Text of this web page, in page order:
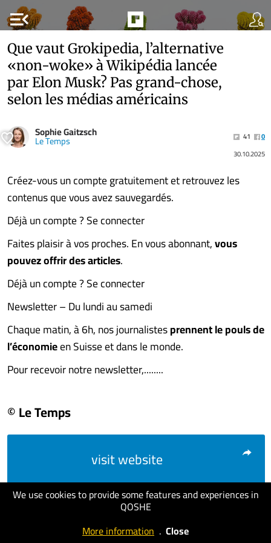
menu_open
We use cookies to provide some features and experiences in
QOSHE
More information . Close
Que vaut Grokipedia, l’alternative
«non-woke» à Wikipédia lancée
par Elon Musk? Pas grand-chose,
selon les médias américains
Sophie Gaitzsch
Le Temps 41
0
30.10.2025
Créez-vous un compte gratuitement et retrouvez les
contenus que vous avez sauvegardés.
Déjà un compte ? Se connecter
Faites plaisir à vos proches. En vous abonnant,vous
pouvez offrir des articles.
Déjà un compte ? Se connecter
Newsletter – Du lundi au samedi
Chaque matin, à 6h, nos journalistesprennent le pouls de
l’économieen Suisse et dans le monde.
Pour recevoir notre newsletter,........
© Le Temps
visit website